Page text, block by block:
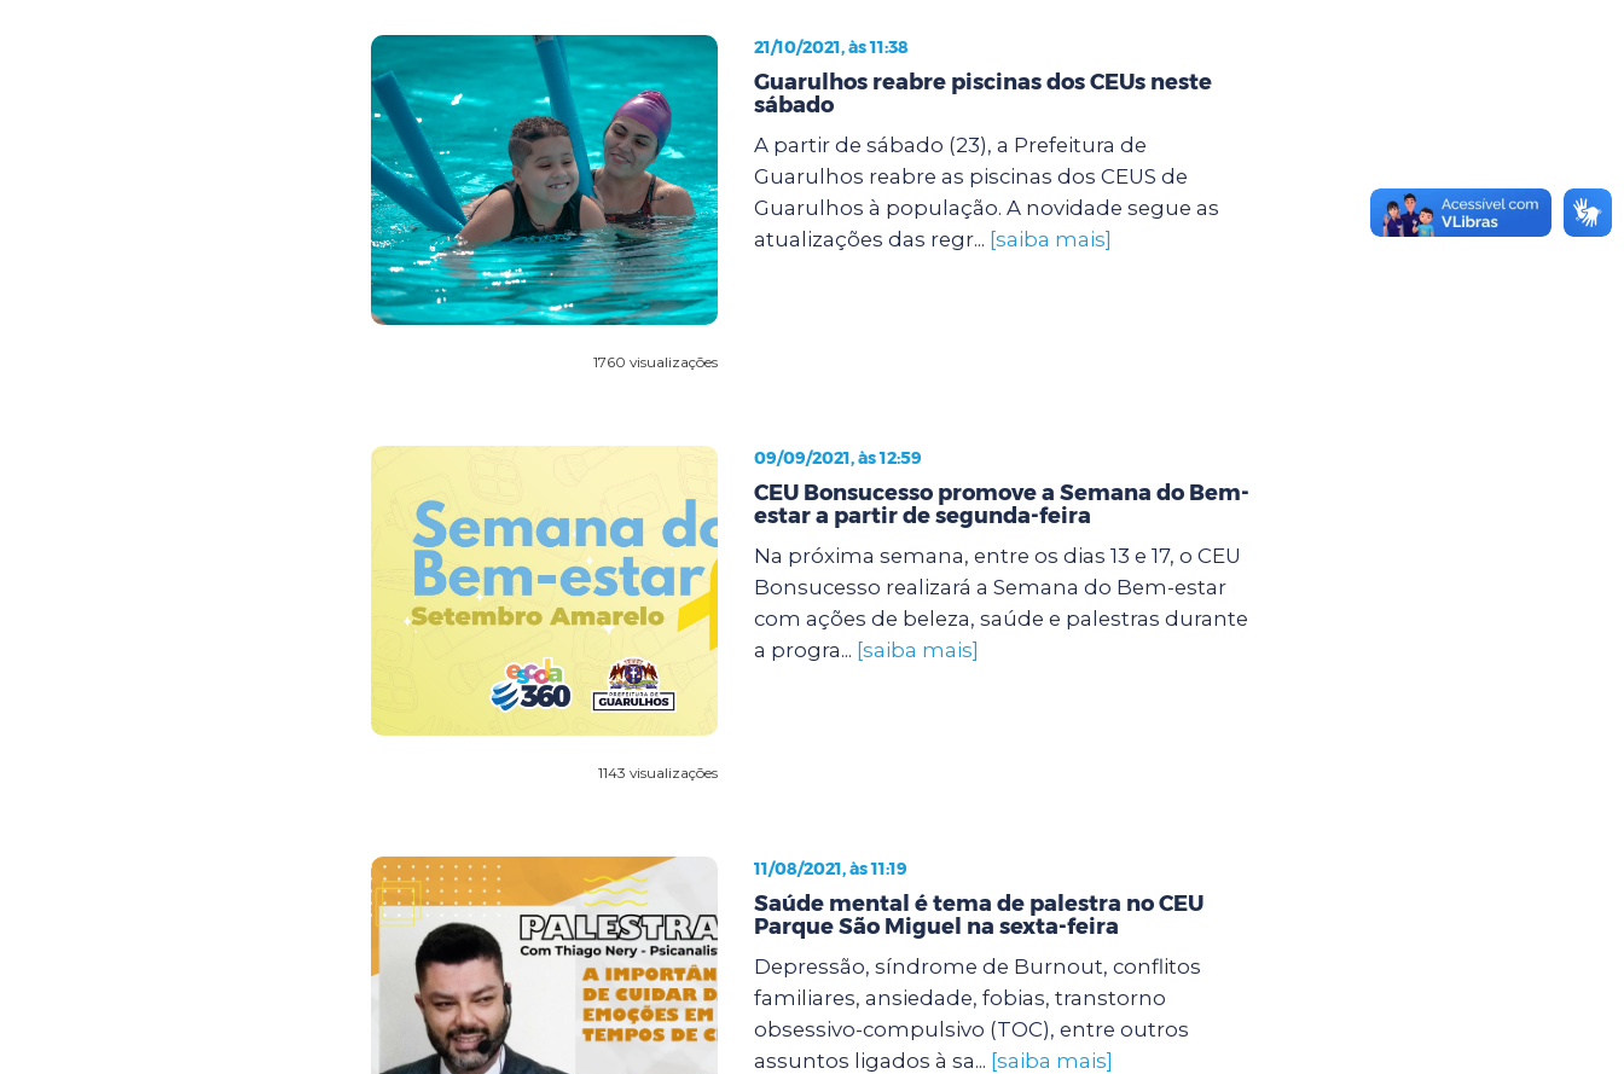
1760 visualizações
21/10/2021, às 11:38
Guarulhos reabre piscinas dos CEUs neste
sábado
A partir de sábado (23), a Prefeitura de
Guarulhos reabre as piscinas dos CEUS de
Guarulhos à população. A novidade segue as
atualizações das regr... [saiba mais]
1143 visualizações
09/09/2021, às 12:59
CEU Bonsucesso promove a Semana do Bem-
estar a partir de segunda-feira
Na próxima semana, entre os dias 13 e 17, o CEU
Bonsucesso realizará a Semana do Bem-estar
com ações de beleza, saúde e palestras durante
a progra... [saiba mais]
11/08/2021, às 11:19
Saúde mental é tema de palestra no CEU
Parque São Miguel na sexta-feira
Depressão, síndrome de Burnout, conflitos
familiares, ansiedade, fobias, transtorno
obsessivo-compulsivo (TOC), entre outros
assuntos ligados à sa... [saiba mais]